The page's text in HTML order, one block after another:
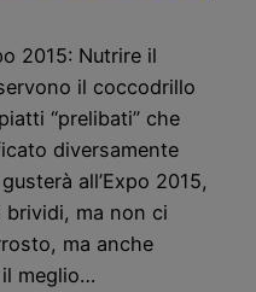
2015: Nutrire il
il coccodrillo
“prelibati” che
diversamente
all’Expo 2015,
ma non ci
ma anche
meglio…